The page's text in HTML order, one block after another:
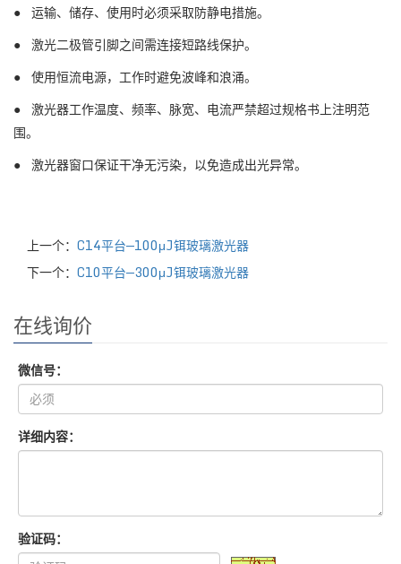
● 运输、储存、使用时必须采取防静电措施。
● 激光二极管引脚之间需连接短路线保护。
● 使用恒流电源，工作时避免波峰和浪涌。
● 激光器工作温度、频率、脉宽、电流严禁超过规格书上注明范
围。
● 激光器窗口保证干净无污染，以免造成出光异常。
上一个： C14平台—100μJ铒玻璃激光器
下一个： C10平台—300μJ铒玻璃激光器
在线询价
微信号：
详细内容：
验证码：